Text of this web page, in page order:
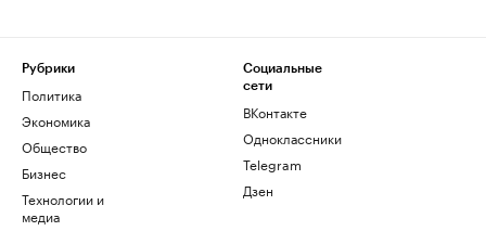
Рубрики
Политика
Экономика
Общество
Бизнес
Технологии и
медиа
Социальные
сети
ВКонтакте
Одноклассники
Telegram
Дзен